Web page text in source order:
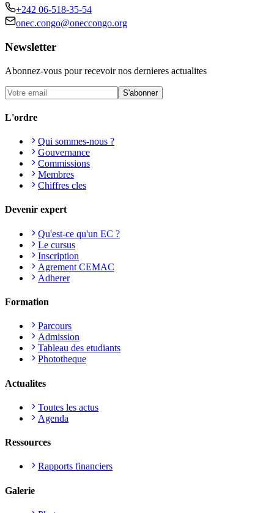
+242 06-518-35-54
onec.congo@oneccongo.org
Newsletter
Abonnez-vous pour recevoir nos dernieres actualites
S'abonner
L'ordre
Qui sommes-nous ?
Gouvernance
Commissions
Membres
Chiffres cles
Devenir expert
Qu'est-ce qu'un EC ?
Le cursus
Inscription
Agrement CEMAC
Adherer
Formation
Parcours
Admission
Tableau des etudiants
Phototheque
Actualites
Toutes les actus
Agenda
Ressources
Rapports financiers
Galerie